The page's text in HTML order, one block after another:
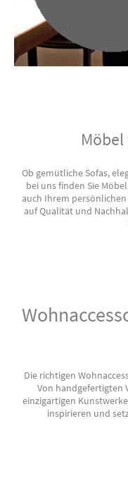
Ob gemütliche Sofas,
bei uns finden Sie
auch Ihrem
auf Qualität und
Die richtigen
Von handgefertigten
einzigartigen
inspirieren und